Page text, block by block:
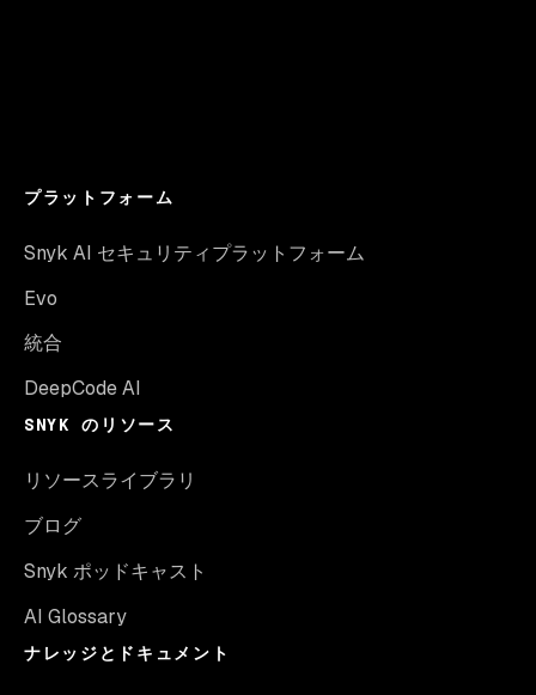
プラットフォーム
Snyk AI セキュリティプラットフォーム
Evo
統合
DeepCode AI
SNYK のリソース
リソースライブラリ
ブログ
Snyk ポッドキャスト
AI Glossary
ナレッジとドキュメント